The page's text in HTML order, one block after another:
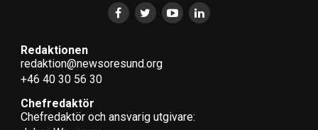
Redaktionen
redaktion@newsoresund.org
+46 40 30 56 30
Chefredaktör
Chefredaktör och ansvarig utgivare: